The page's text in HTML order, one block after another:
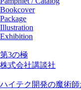
Bookcover
Package
Illustration
Exhibition
第3の極
株式会社講談社
ハイテク開発の魔術師